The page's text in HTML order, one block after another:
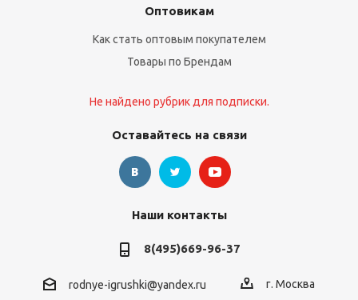
Оптовикам
Как стать оптовым покупателем
Товары по Брендам
Не найдено рубрик для подписки.
Оставайтесь на связи
Наши контакты
8(495)669-96-37
rodnye-igrushki@yandex.ru г. Москва